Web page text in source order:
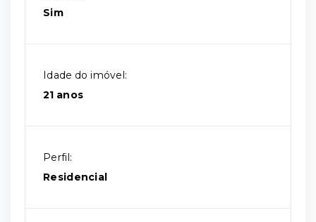
Sim
Idade do imóvel:
21 anos
Perfil:
Residencial